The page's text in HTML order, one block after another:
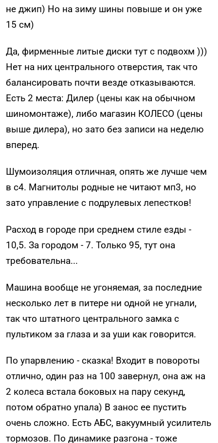
не джип) Но на зиму шины повыше и он уже
15 см)
Да, фирменные литые диски тут с подвохм )))
Нет на них центрального отверстия, так что
балансировать почти везде отказываются.
Есть 2 места: Дилер (цены как на обычном
шиномонтаже), либо магазин КОЛЕСО (цены
выше дилера), но зато без записи на неделю
вперед.
Шумоизоляция отличная, опять же лучше чем
в с4. Магнитолы родные не читают мп3, но
зато управление с подрулевых лепестков!
Расход в городе при среднем стиле езды -
10,5. За городом - 7. Только 95, тут она
требовательна...
Машина вообще не угоняемая, за последние
несколько лет в питере ни одной не угнали,
так что штатного центрального замка с
пультиком за глаза и за уши как говорится.
По упарвлению - сказка! Входит в повороты
отлично, один раз на 100 завернул, она аж на
2 колеса встала боковых на пару секунд,
потом обратно упала) В занос ее пустить
очень сложно. Есть АБС, вакуумный усилитель
тормозов. По динамике разгона - тоже